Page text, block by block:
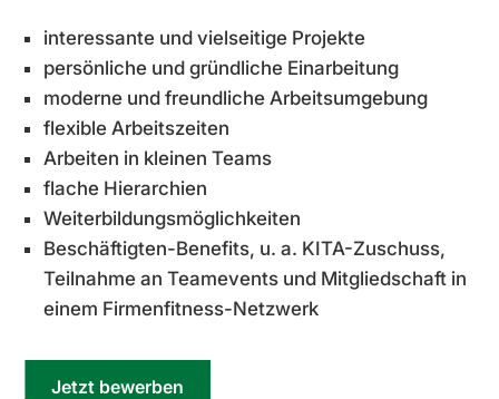
interessante und vielseitige Projekte
persönliche und gründliche Einarbeitung
moderne und freundliche Arbeitsumgebung
flexible Arbeitszeiten
Arbeiten in kleinen Teams
flache Hierarchien
Weiterbildungsmöglichkeiten
Beschäftigten-Benefits, u. a. KITA-Zuschuss,
Teilnahme an Teamevents und Mitgliedschaft in
einem Firmenfitness-Netzwerk
Jetzt bewerben